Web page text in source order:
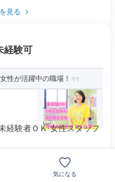
見る
経験可
性が活躍中の職場！
経験者ＯＫ 女性スタッフ
気になる